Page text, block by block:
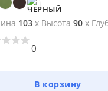
103 x Высота 90 x
0
В корзину